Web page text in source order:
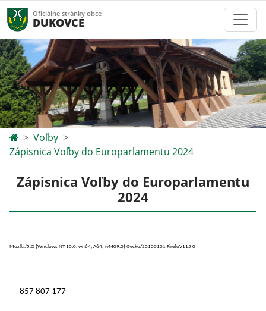
Oficiálne stránky obce
DUKOVCE
Voľby
Zápisnica Voľby do Europarlamentu 2024
Zápisnica Voľby do Europarlamentu
2024
Mozlla.'5.O (Wncĺows NT 10.0. wn64, Ä64, rvM09.0) Gecko/20100101 FirefoV115 0
857 807 177